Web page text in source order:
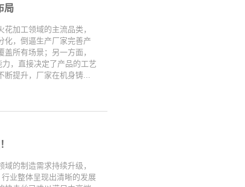
局
加工领域的主流品类，
化，倒逼生产厂家完善产
所有场景；另一方面，
，直接决定了产品的工艺
断提升，厂家在机身铸...
的制造需求持续升级，
业整体呈现出清晰的发展